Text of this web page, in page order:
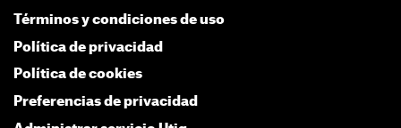
Términos y condiciones de uso
Política de privacidad
Política de cookies
Preferencias de privacidad